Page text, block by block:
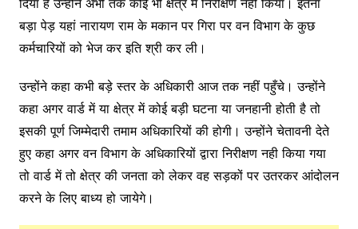
दिया है उन्होंने अभी तक कोई भी क्षेत्र में निरीक्षण नही किया। इतना
बड़ा पेड़ यहां नारायण राम के मकान पर गिरा पर वन विभाग के कुछ
कर्मचारियों को भेज कर इति श्री कर ली।
उन्होंने कहा कभी बड़े स्तर के अधिकारी आज तक नहीं पहुँचे। उन्होंने
कहा अगर वार्ड में या क्षेत्र में कोई बड़ी घटना या जनहानी होती है तो
इसकी पूर्ण जिम्मेदारी तमाम अधिकारियों की होगी। उन्होंने चेतावनी देते
हुए कहा अगर वन विभाग के अधिकारियों द्वारा निरीक्षण नही किया गया
तो वार्ड में तो क्षेत्र की जनता को लेकर वह सड़कों पर उतरकर आंदोलन
करने के लिए बाध्य हो जायेगे।